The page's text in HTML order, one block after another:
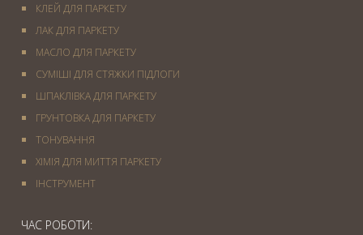
КЛЕЙ ДЛЯ ПАРКЕТУ
ЛАК ДЛЯ ПАРКЕТУ
МАСЛО ДЛЯ ПАРКЕТУ
СУМІШІ ДЛЯ СТЯЖКИ ПІДЛОГИ
ШПАКЛІВКА ДЛЯ ПАРКЕТУ
ГРУНТОВКА ДЛЯ ПАРКЕТУ
ТОНУВАННЯ
ХІМІЯ ДЛЯ МИТТЯ ПАРКЕТУ
IНСТРУМЕНТ
ЧАС РОБОТИ: